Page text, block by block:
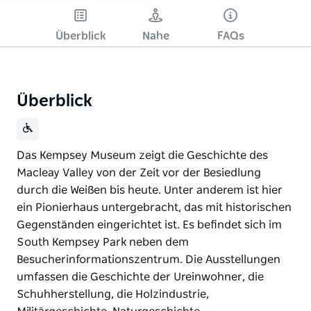
Überblick Nahe FAQs
Überblick
Das Kempsey Museum zeigt die Geschichte des
Macleay Valley von der Zeit vor der Besiedlung
durch die Weißen bis heute. Unter anderem ist hier
ein Pionierhaus untergebracht, das mit historischen
Gegenständen eingerichtet ist. Es befindet sich im
South Kempsey Park neben dem
Besucherinformationszentrum. Die Ausstellungen
umfassen die Geschichte der Ureinwohner, die
Schuhherstellung, die Holzindustrie,